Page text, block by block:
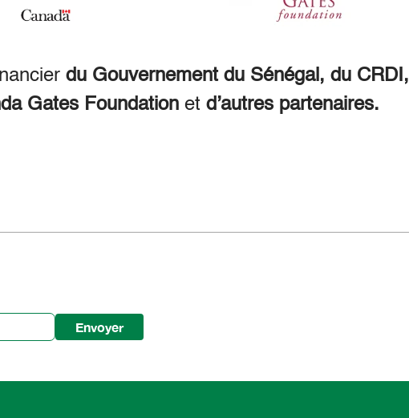
du Gouvernement du Sénégal, du CRDI,
Gates Foundation et d’autres partenaires.
Envoyer